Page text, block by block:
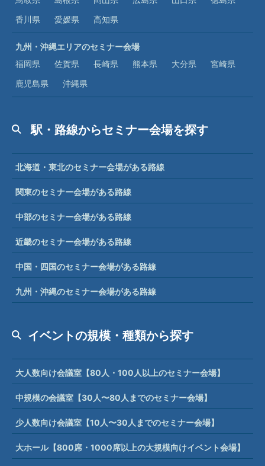
香川県
愛媛県 高知県
九州・沖縄エリアのセミナー会場
福岡県
佐賀県 長崎県 熊本県 大分県
宮崎県
鹿児島県
沖縄県
駅・路線からセミナー会場を探す
北海道・東北のセミナー会場がある路線
関東のセミナー会場がある路線
中部のセミナー会場がある路線
近畿のセミナー会場がある路線
中国・四国のセミナー会場がある路線
九州・沖縄のセミナー会場がある路線
イベントの規模・種類から探す
大人数向け会議室【80人・100人以上のセミナー会場】
中規模の会議室【30人〜80人までのセミナー会場】
少人数向け会議室【10人〜30人までのセミナー会場】
大ホール【800席・1000席以上の大規模向けイベント会場】